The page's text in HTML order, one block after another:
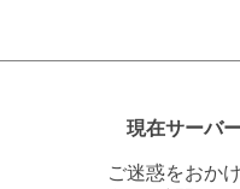
現在サーバ
ご迷惑をおか